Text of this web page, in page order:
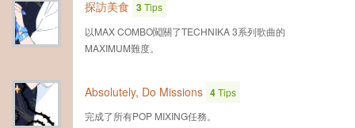
探訪美食 3Tips
以MAX COMBO闖關了TECHNIKA 3系列歌曲的
MAXIMUM難度。
Absolutely, Do Missions 4Tips
完成了所有POP MIXING任務。